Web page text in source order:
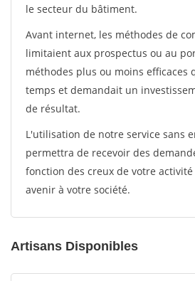
le secteur du bâtiment.
Avant internet, les méthodes de
limitaient aux prospectus ou au
méthodes plus ou moins efficaces
temps et demandait un
de résultat.
L'utilisation de notre service sans
permettra de recevoir des
fonction des creux de votre
avenir à votre société.
Artisans Disponibles